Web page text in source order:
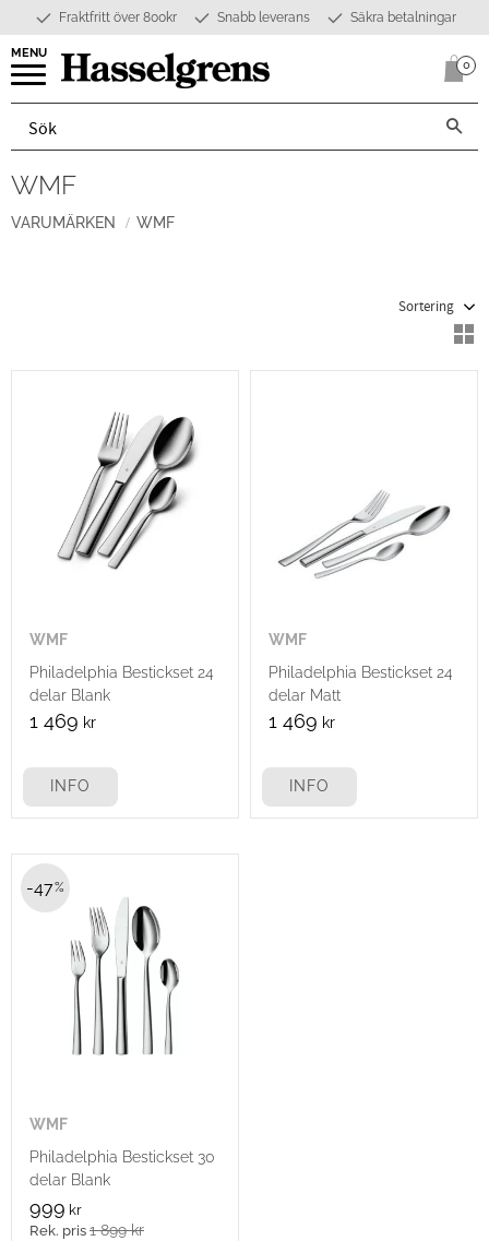
Meny
Fraktfritt över 800kr Snabb leverans Säkra betalningar
0
WMF
VARUMÄRKEN WMF
WMF
Philadelphia Bestickset 24
delar Blank
1 469 kr
INFO
WMF
Philadelphia Bestickset 24
delar Matt
1 469 kr
INFO
WMF
Philadelphia Bestickset 30
delar Blank
999 kr
1 899kr
47%